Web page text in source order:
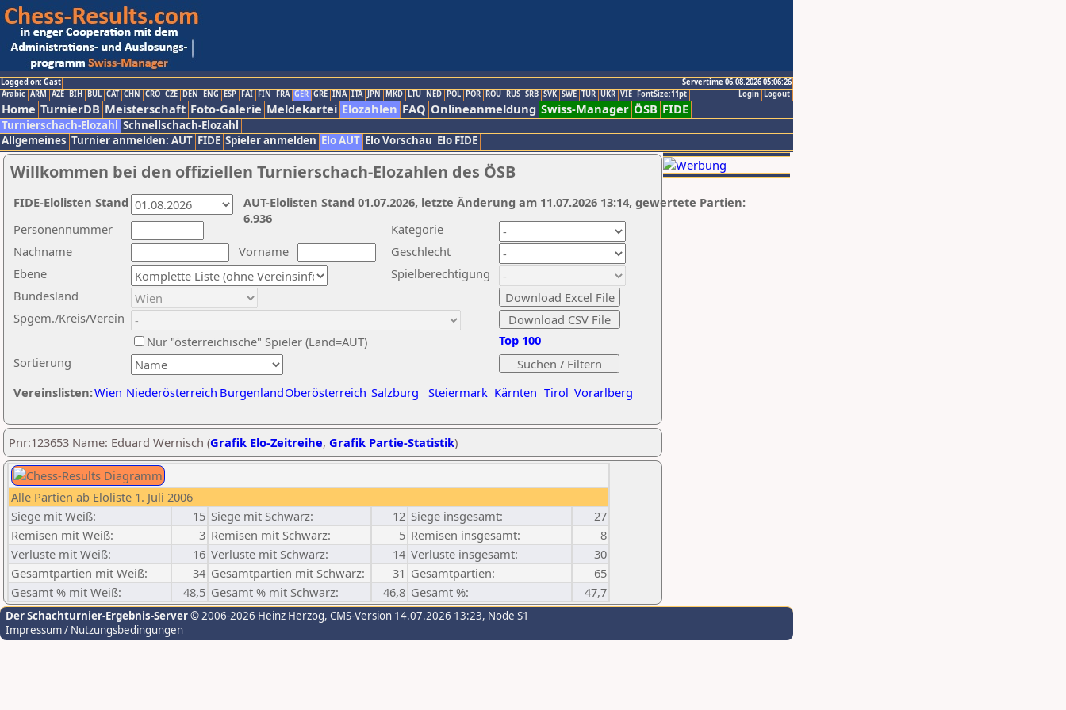
Logged on: Gast
Servertime 06.08.2026 05:06:26
Logout
Login
Arabic ARM AZE BIH BUL CAT CHN CRO CZE DEN ENG ESP FAI FIN FRA GER GRE INA ITA JPN MKD LTU NED POL POR ROU RUS SRB SVK SWE TUR UKR VIE FontSize:11pt
Home TurnierDB Meisterschaft Foto-Galerie Meldekartei Elozahlen FAQ Onlineanmeldung Swiss-Manager ÖSB FIDE
Turnierschach-Elozahl Schnellschach-Elozahl
Allgemeines Turnier anmelden: AUT FIDE Spieler anmelden Elo AUT Elo Vorschau Elo FIDE
Willkommen bei den offiziellen Turnierschach-Elozahlen des ÖSB
Nachname
Vorname
Ebene
Kategorie
Sortierung
Personennummer
Bundesland
Spgem./Kreis/Verein
Geschlecht
Nur "österreichische" Spieler (Land=AUT)
Spielberechtigung
Vereinslisten:Wien Niederösterreich BurgenlandOberösterreich Salzburg Steiermark Kärnten Tirol Vorarlberg
Top 100
AUT-Elolisten Stand 01.07.2026, letzte Änderung am 11.07.2026 13:14, gewertete Partien:
6.936
FIDE-Elolisten Stand
Pnr:123653 Name: Eduard Wernisch (Grafik Elo-Zeitreihe, Grafik Partie-Statistik)
Alle Partien ab Eloliste 1. Juli 2006
Siege mit Weiß:
15 Siege mit Schwarz: 12 Siege insgesamt:
27
Remisen mit Weiß:
3 Remisen mit Schwarz: 5 Remisen insgesamt:
8
Verluste mit Weiß:
16 Verluste mit Schwarz: 14 Verluste insgesamt:
30
Gesamtpartien mit Weiß:
34 Gesamtpartien mit Schwarz: 31 Gesamtpartien:
65
Gesamt % mit Weiß:
48,5 Gesamt % mit Schwarz: 46,8 Gesamt %: 47,7
Der Schachturnier-Ergebnis-Server© 2006-2026 Heinz Herzog, CMS-Version 14.07.2026 13:23, Node S1
Impressum / Nutzungsbedingungen